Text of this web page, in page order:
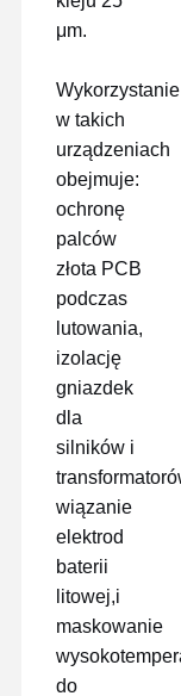
μm.
Wykorzystanie
w takich
urządzeniach
obejmuje:
ochronę
palców
złota PCB
podczas
lutowania,
izolację
gniazdek
dla
silników i
wiązanie
elektrod
baterii
litowej,i
maskowanie
do